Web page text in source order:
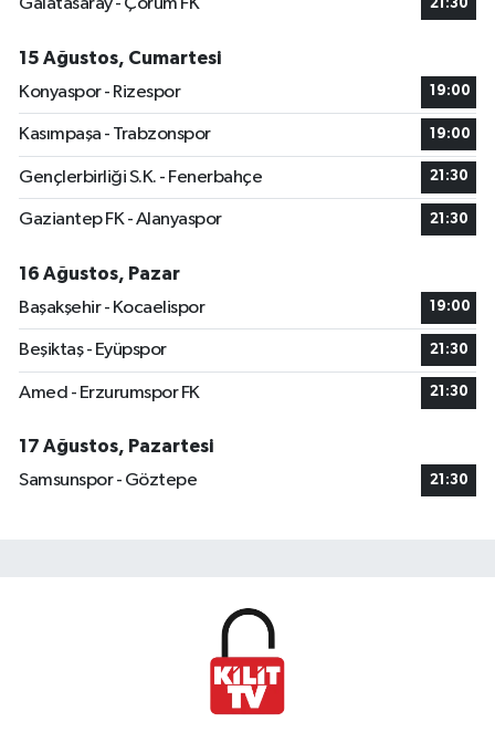
Galatasaray - Çorum FK
21:30
15 Ağustos, Cumartesi
Konyaspor - Rizespor
19:00
Kasımpaşa - Trabzonspor 19:00
Gençlerbirliği S.K. - Fenerbahçe 21:30
Gaziantep FK - Alanyaspor 21:30
16 Ağustos, Pazar
Başakşehir - Kocaelispor
19:00
Beşiktaş - Eyüpspor 21:30
Amed - Erzurumspor FK 21:30
17 Ağustos, Pazartesi
Samsunspor - Göztepe
21:30